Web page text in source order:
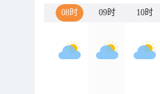
08时 09时 10时